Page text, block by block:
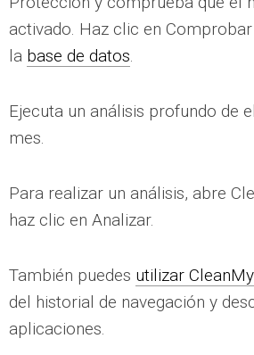
activado. Haz clic en
la base de datos.
Ejecuta un análisis profundo de
mes.
Para realizar un análisis, abre
haz clic en Analizar.
También puedes utilizar
del historial de navegación y
aplicaciones.